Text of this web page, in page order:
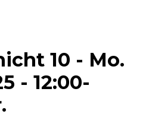
10 - Mo.
- 12:00-